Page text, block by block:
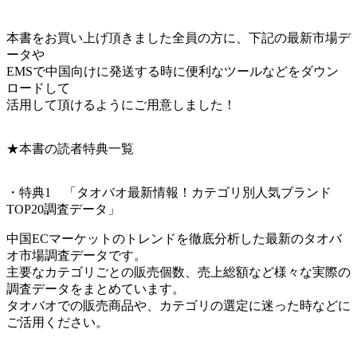
本書をお買い上げ頂きました全員の方に、下記の最新市場デ
ータや
EMSで中国向けに発送する時に便利なツールなどをダウン
ロードして
活用して頂けるようにご用意しました！
★本書の読者特典一覧
・特典1 「タオバオ最新情報！カテゴリ別人気ブランド
TOP20調査データ」
中国ECマーケットのトレンドを徹底分析した最新のタオバ
オ市場調査データです。
主要なカテゴリごとの販売個数、売上総額など様々な実際の
調査データをまとめています。
タオバオでの販売商品や、カテゴリの選定に迷った時などに
ご活用ください。